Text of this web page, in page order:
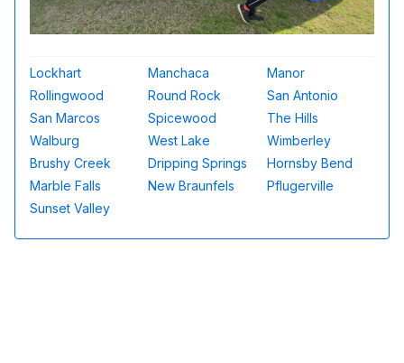
Lockhart Manchaca
Manor
Rollingwood
Round Rock
San Antonio
San Marcos
Spicewood
The Hills
Walburg
West Lake
Wimberley
Brushy Creek
Dripping Springs
Hornsby Bend
Marble Falls
New Braunfels
Pflugerville
Sunset Valley